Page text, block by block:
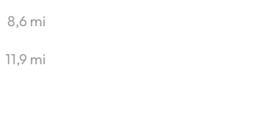
8,6 mi
11,9 mi